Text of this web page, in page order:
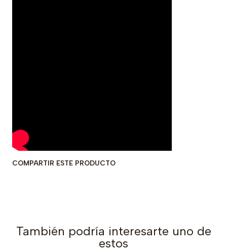
COMPARTIR ESTE PRODUCTO
También podría interesarte uno de
estos